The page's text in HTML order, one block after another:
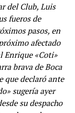
del Club, Luis
fueros de
pasos, en
afectado
Enrique «Coti»
brava de Boca
que declaró ante
sugería ayer
su despacho